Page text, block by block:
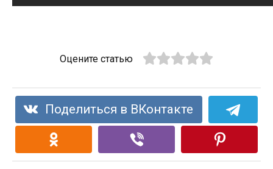
Оцените статью
Поделиться в ВКонтакте